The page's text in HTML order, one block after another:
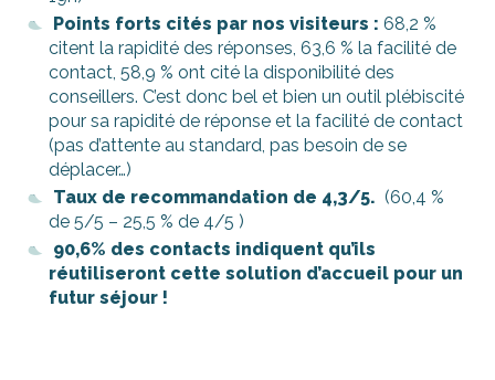
Points forts cités par nos visiteurs : 68,2 %
citent la rapidité des réponses, 63,6 % la facilité de
contact, 58,9 % ont cité la disponibilité des
conseillers. C’est donc bel et bien un outil plébiscité
pour sa rapidité de réponse et la facilité de contact
(pas d’attente au standard, pas besoin de se
déplacer…)
Taux de recommandation de 4,3/5. (60,4 %
de 5/5 – 25,5 % de 4/5 )
90,6% des contacts indiquent qu’ils
réutiliseront cette solution d’accueil pour un
futur séjour !